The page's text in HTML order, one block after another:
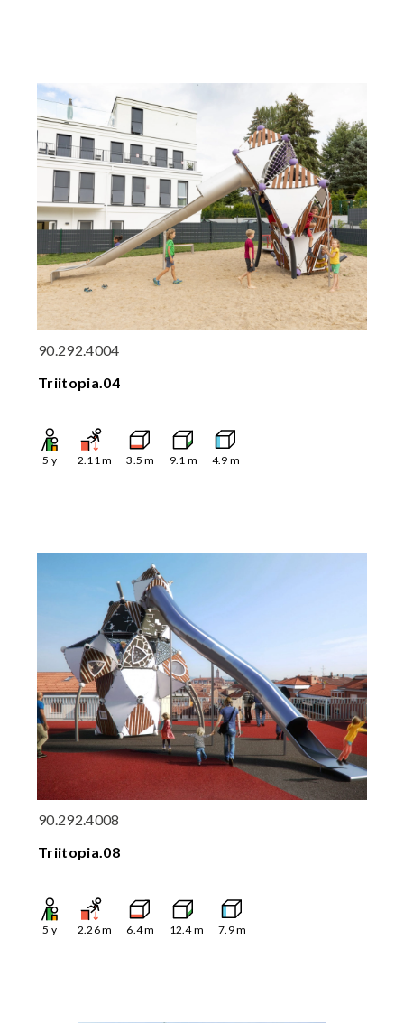
90.292.4004
Triitopia.04
5 y 2.11m 3.5 m 9.1 m 4.9 m
90.292.4008
Triitopia.08
5 y 2.26m 6.4m 12.4m 7.9m